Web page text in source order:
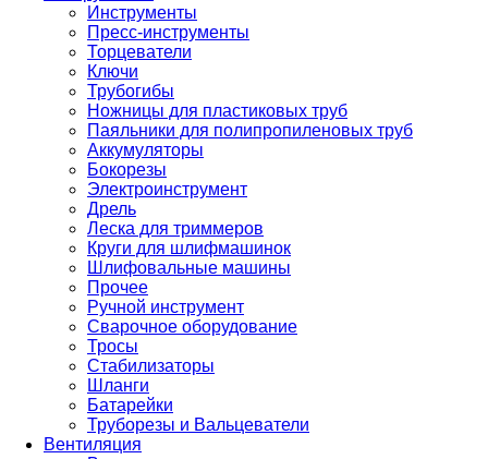
Инструменты
Пресс-инструменты
Торцеватели
Ключи
Трубогибы
Ножницы для пластиковых труб
Паяльники для полипропиленовых труб
Аккумуляторы
Бокорезы
Электроинструмент
Дрель
Леска для триммеров
Круги для шлифмашинок
Шлифовальные машины
Прочее
Ручной инструмент
Сварочное оборудование
Тросы
Стабилизаторы
Шланги
Батарейки
Труборезы и Вальцеватели
Вентиляция